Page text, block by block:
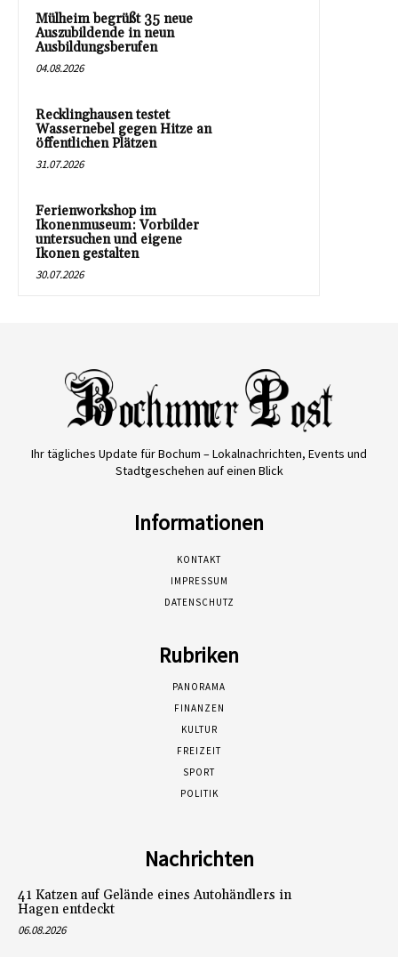
Mülheim begrüßt 35 neue
Auszubildende in neun
Ausbildungsberufen
04.08.2026
Recklinghausen testet
Wassernebel gegen Hitze an
öffentlichen Plätzen
31.07.2026
Ferienworkshop im
Ikonenmuseum: Vorbilder
untersuchen und eigene
Ikonen gestalten
30.07.2026
Ihr tägliches Update für Bochum – Lokalnachrichten, Events und
Stadtgeschehen auf einen Blick
Informationen
KONTAKT
IMPRESSUM
DATENSCHUTZ
Rubriken
PANORAMA
FINANZEN
KULTUR
FREIZEIT
SPORT
POLITIK
Nachrichten
41 Katzen auf Gelände eines Autohändlers in
Hagen entdeckt
06.08.2026